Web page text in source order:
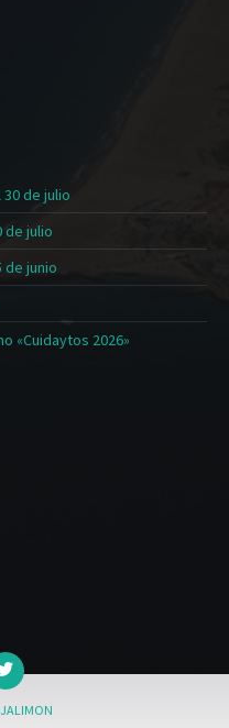
de julio
de julio
de junio
«Cuidaytos 2026»